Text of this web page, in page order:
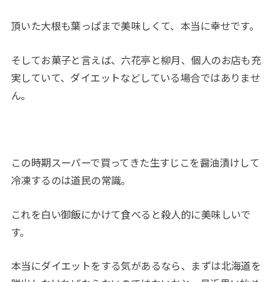
頂いた大根も葉っぱまで美味しくて、本当に幸せです。
そしてお菓子と言えば、六花亭と柳月、個人のお店も充
実していて、ダイエットなどしている場合ではありませ
ん。
この時期スーパーで買ってきた生すじこを醤油漬けして
冷凍するのは道民の常識。
これを白い御飯にかけて食べると殺人的に美味しいで
す。
本当にダイエットをする気があるなら、まずは北海道を